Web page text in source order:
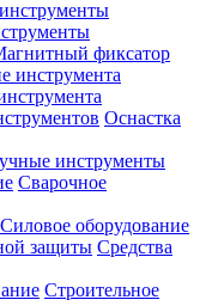
фиксатор
Оснастка
инструменты
Сварочное
Силовое оборудование
Средства
Строительное